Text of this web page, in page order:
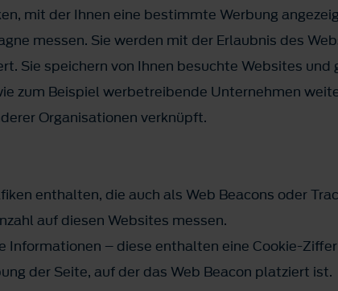
mit der Ihnen eine bestimmte Werbung
messen. Sie werden mit der Erlaubnis des
Sie speichern von Ihnen besuchte Websites und
zum Beispiel werbetreibende Unternehmen
Organisationen verknüpft.
enthalten, die auch als Web Beacons oder
auf diesen Websites messen.
Informationen – diese enthalten eine Cookie-
der Seite, auf der das Web Beacon platziert ist.